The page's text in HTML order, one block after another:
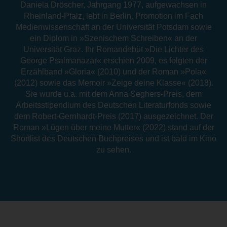
Daniela Dröscher, Jahrgang 1977, aufgewachsen in
Rheinland-Pfalz, lebt in Berlin. Promotion im Fach
Medienwissenschaft an der Universität Potsdam sowie
ein Diplom in »Szenischem Schreiben« an der
Universität Graz. Ihr Romandebüt »Die Lichter des
George Psalmanazar« erschien 2009, es folgten der
Erzählband »Gloria« (2010) und der Roman »Pola«
(2012) sowie das Memoir »Zeige deine Klasse« (2018).
Sie wurde u.a. mit dem Anna Seghers-Preis, dem
Arbeitsstipendium des Deutschen Literaturfonds sowie
dem Robert-Gernhardt-Preis (2017) ausgezeichnet. Der
Roman »Lügen über meine Mutter« (2022) stand auf der
Shortlist des Deutschen Buchpreises und ist bald im Kino
zu sehen.